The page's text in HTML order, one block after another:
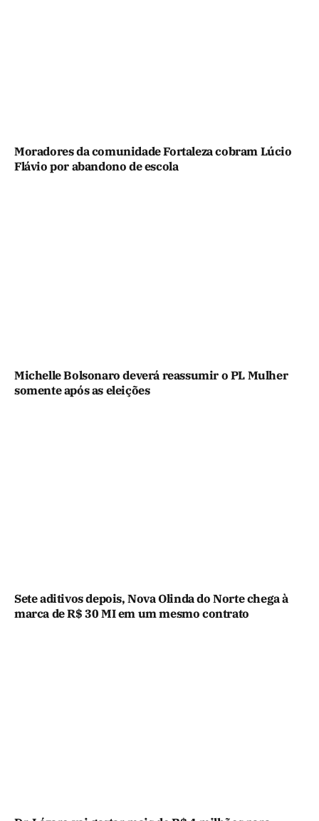
Moradores da comunidade Fortaleza cobram Lúcio
Flávio por abandono de escola
Michelle Bolsonaro deverá reassumir o PL Mulher
somente após as eleições
Sete aditivos depois, Nova Olinda do Norte chega à
marca de R$ 30 MI em um mesmo contrato